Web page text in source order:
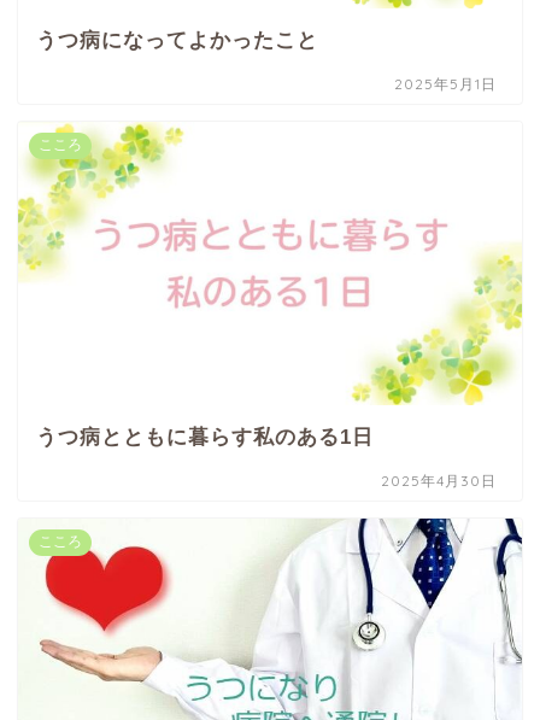
うつ病になってよかったこと
2025年5月1日
こころ
うつ病とともに暮らす私のある1日
2025年4月30日
こころ